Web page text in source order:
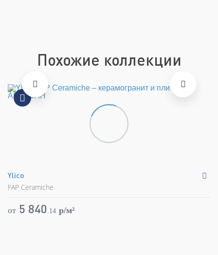
Похожие коллекции
Ylico
FAP Ceramiche
от 5 840 .14 p/м²